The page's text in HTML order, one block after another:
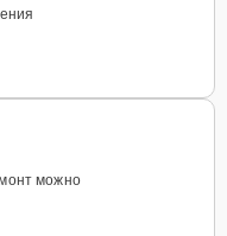
можно